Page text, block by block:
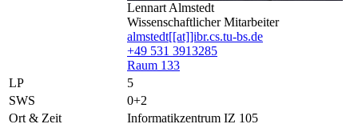
Lennart Almstedt
Wissenschaftlicher Mitarbeiter
almstedt[[at]]ibr.cs.tu-bs.de
+49 531 3913285
Raum 133
LP
5
SWS
0+2
Ort & Zeit
Informatikzentrum IZ 105